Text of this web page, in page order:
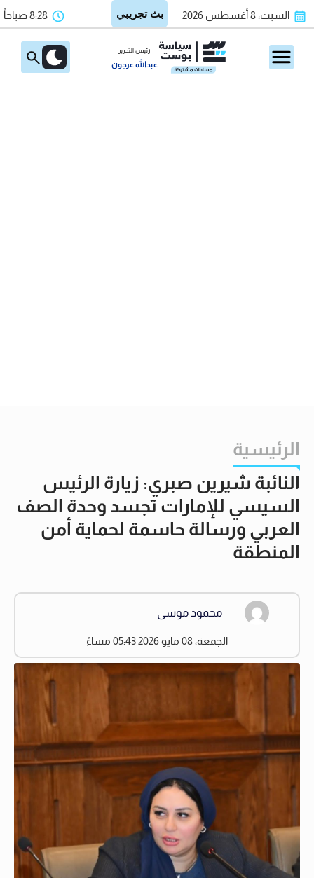
السبت، 8 أغسطس 2026 8:28 صباحاً
رئيس التحرير
عبدالله عرجون
الرئيسية
النائبة شيرين صبري: زيارة الرئيس
السيسي للإمارات تجسد وحدة الصف
العربي ورسالة حاسمة لحماية أمن
المنطقة
محمود موسى
الجمعة، 08 مايو 2026 05:43 مساءً